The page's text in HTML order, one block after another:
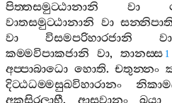
පිත‍්තසමුට‍්ඨානානි
වා
වාතසමුට‍්ඨානානි වා
වා
විසමපරිහාරජානි වා
කම‍්මවිපාකජානි
වා,තානස‍්ස 1
අප‍්පාබාධො හොති. චතුන‍්නං
දිට‍්ඨධම‍්මසුඛවිහාරානං